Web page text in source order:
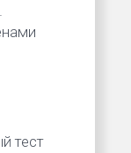
тест